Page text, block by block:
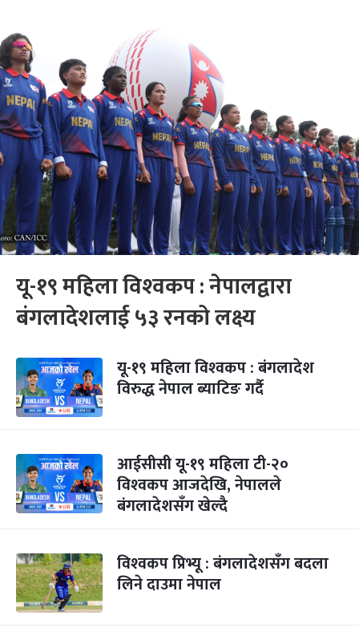
यू-१९ महिला विश्‍वकप : नेपालद्वारा
बंगलादेशलाई ५३ रनको लक्ष्य
यू-१९ महिला विश्‍वकप : बंगलादेश
विरुद्ध नेपाल ब्याटिङ गर्दै
आईसीसी यू-१९ महिला टी-२०
विश्‍वकप आजदेखि, नेपालले
बंगलादेशसँग खेल्दै
विश्‍वकप प्रिभ्यू : बंगलादेशसँग बदला
लिने दाउमा नेपाल